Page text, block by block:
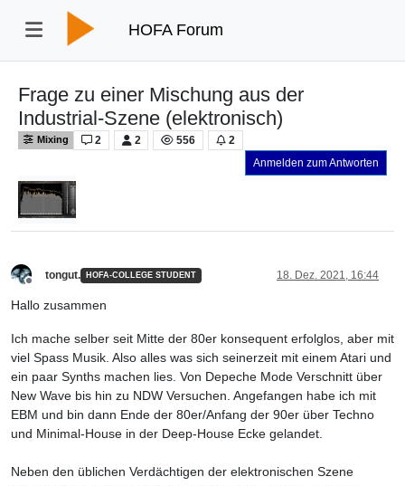
HOFA Forum
Frage zu einer Mischung aus der
Industrial-Szene (elektronisch)
Mixing 2 2 556
2
Anmelden zum Antworten
tongut. HOFA-COLLEGE STUDENT 18. Dez. 2021, 16:44
Hallo zusammen
Ich mache selber seit Mitte der 80er konsequent erfolglos, aber mit
viel Spass Musik. Also alles was sich seinerzeit mit einem Atari und
ein paar Synths machen lies. Von Depeche Mode Verschnitt über
New Wave bis hin zu NDW Versuchen. Angefangen habe ich mit
EBM und bin dann Ende der 80er/Anfang der 90er über Techno
und Minimal-House in der Deep-House Ecke gelandet.
Neben den üblichen Verdächtigen der elektronischen Szene